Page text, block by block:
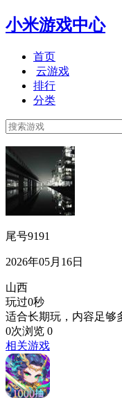
小米游戏中心
首页
云游戏
排行
分类
尾号9191
2026年05月16日
山西
玩过0秒
适合长期玩，内容足够
0次浏览 0
相关游戏